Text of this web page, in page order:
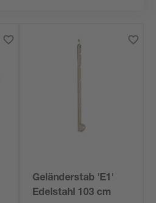
Geländerstab 'E1'
Edelstahl 103 cm